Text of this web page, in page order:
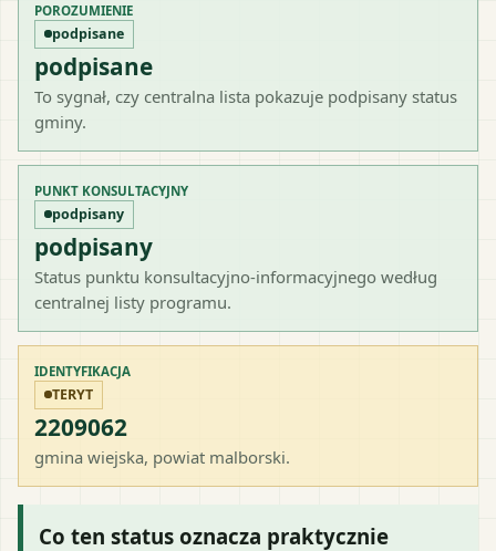
POROZUMIENIE
podpisane
podpisane
To sygnał, czy centralna lista pokazuje podpisany status
gminy.
PUNKT KONSULTACYJNY
podpisany
podpisany
Status punktu konsultacyjno-informacyjnego według
centralnej listy programu.
IDENTYFIKACJA
TERYT
2209062
gmina wiejska, powiat malborski.
Co ten status oznacza praktycznie